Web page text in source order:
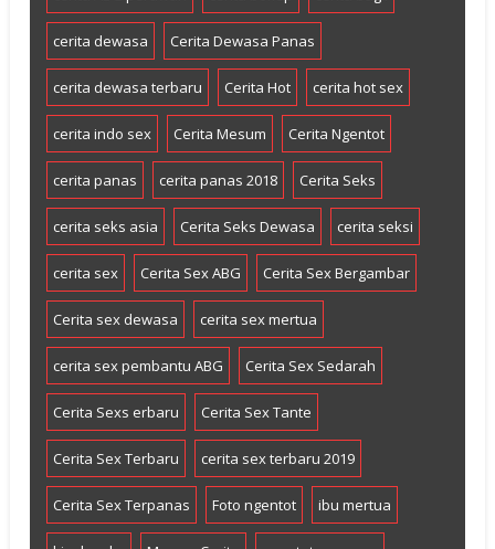
cerita dewasa Cerita Dewasa Panas
cerita dewasa terbaru Cerita Hot cerita hot sex
cerita indo sex Cerita Mesum Cerita Ngentot
cerita panas cerita panas 2018 Cerita Seks
cerita seks asia Cerita Seks Dewasa cerita seksi
cerita sex Cerita Sex ABG Cerita Sex Bergambar
Cerita sex dewasa cerita sex mertua
cerita sex pembantu ABG Cerita Sex Sedarah
Cerita Sexs erbaru Cerita Sex Tante
Cerita Sex Terbaru cerita sex terbaru 2019
Cerita Sex Terpanas Foto ngentot ibu mertua